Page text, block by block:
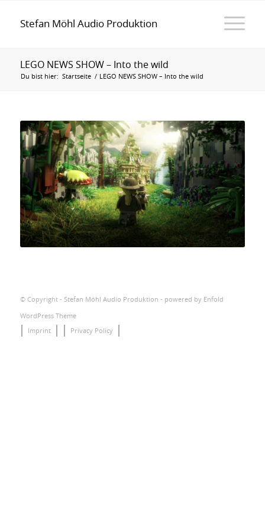
Stefan Möhl Audio Produktion
LEGO NEWS SHOW – Into the wild
Du bist hier: Startseite / LEGO NEWS SHOW – Into the wild
© Copyright - Stefan Möhl Audio Produktion - powered by Enfold
WordPress Theme
Imprint Privacy Policy